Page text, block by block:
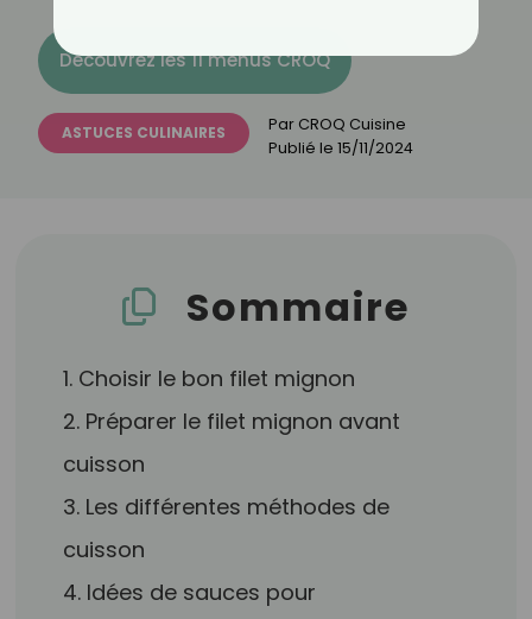
Découvrez les 11 menus CROQ
ASTUCES CULINAIRES Par CROQ Cuisine
Publié le 15/11/2024
Sommaire
1. Choisir le bon filet mignon
2. Préparer le filet mignon avant
cuisson
3. Les différentes méthodes de
cuisson
4. Idées de sauces pour